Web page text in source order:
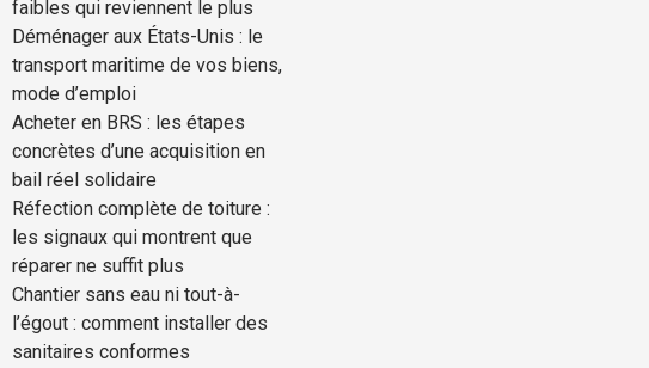
faibles qui reviennent le plus
Déménager aux États-Unis : le
transport maritime de vos biens,
mode d’emploi
Acheter en BRS : les étapes
concrètes d’une acquisition en
bail réel solidaire
Réfection complète de toiture :
les signaux qui montrent que
réparer ne suffit plus
Chantier sans eau ni tout-à-
l’égout : comment installer des
sanitaires conformes